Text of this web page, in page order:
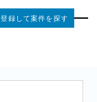
登録して案件を探す